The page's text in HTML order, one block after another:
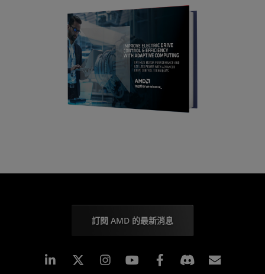
訂閱 AMD 的最新消息
Linkedin Instagram Facebook